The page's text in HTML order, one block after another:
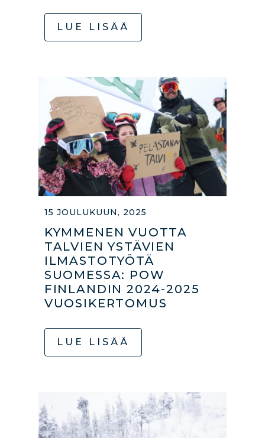
LUE LISÄÄ
15 JOULUKUUN, 2025
KYMMENEN VUOTTA
TALVIEN YSTÄVIEN
ILMASTOTYÖTÄ
SUOMESSA: POW
FINLANDIN 2024-2025
VUOSIKERTOMUS
LUE LISÄÄ